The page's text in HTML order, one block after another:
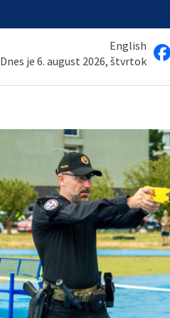
English
Dnes je 6. august 2026, štvrtok